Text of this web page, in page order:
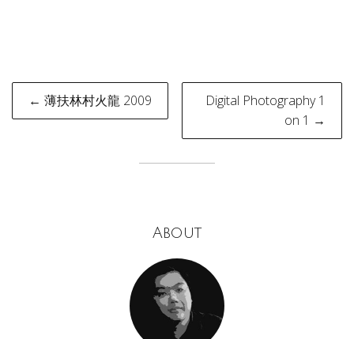
Post
navigation
← 薄扶林村火龍 2009
Digital Photography 1
on 1 →
About